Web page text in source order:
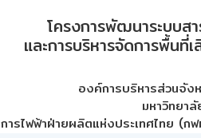
โครงการพัฒนาระบบส
และการบริหารจัดการพื้นที่
องค์การบริหารส่วนจัง
มหาวิทยา
การไฟฟ้าฝ่ายผลิตแห่งประเทศไทย (กฟ